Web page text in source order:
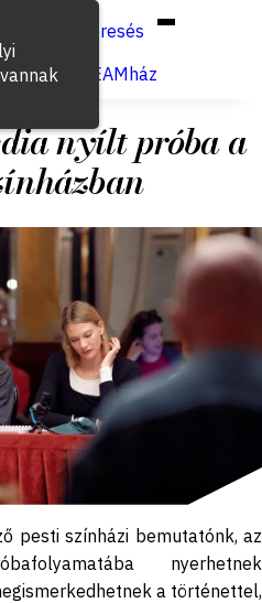
Keresés
VígSTREAMház
nyílt próba a
11.
pesti színházi bemutatónk, az
nyerhetnek
a történettel,